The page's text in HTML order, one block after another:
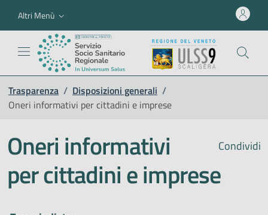
Altri Menù
Trasparenza / Disposizioni generali /
Oneri informativi per cittadini e imprese
Condividi
Oneri informativi
per cittadini e imprese